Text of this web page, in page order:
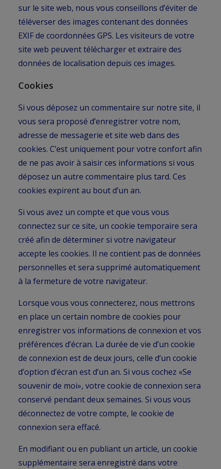
sur le site web, nous vous conseillons d’éviter de
téléverser des images contenant des données
EXIF de coordonnées GPS. Les visiteurs de votre
site web peuvent télécharger et extraire des
données de localisation depuis ces images.
Cookies
Si vous déposez un commentaire sur notre site, il
vous sera proposé d’enregistrer votre nom,
adresse de messagerie et site web dans des
cookies. C’est uniquement pour votre confort afin
de ne pas avoir à saisir ces informations si vous
déposez un autre commentaire plus tard. Ces
cookies expirent au bout d’un an.
Si vous avez un compte et que vous vous
connectez sur ce site, un cookie temporaire sera
créé afin de déterminer si votre navigateur
accepte les cookies. Il ne contient pas de données
personnelles et sera supprimé automatiquement
à la fermeture de votre navigateur.
Lorsque vous vous connecterez, nous mettrons
en place un certain nombre de cookies pour
enregistrer vos informations de connexion et vos
préférences d’écran. La durée de vie d’un cookie
de connexion est de deux jours, celle d’un cookie
d’option d’écran est d’un an. Si vous cochez «Se
souvenir de moi», votre cookie de connexion sera
conservé pendant deux semaines. Si vous vous
déconnectez de votre compte, le cookie de
connexion sera effacé.
En modifiant ou en publiant un article, un cookie
supplémentaire sera enregistré dans votre